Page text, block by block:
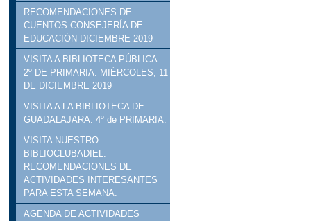
RECOMENDACIONES DE
CUENTOS CONSEJERÍA DE
EDUCACIÓN DICIEMBRE 2019
VISITA A BIBLIOTECA PÚBLICA.
2º DE PRIMARIA. MIÉRCOLES, 11
DE DICIEMBRE 2019
VISITA A LA BIBLIOTECA DE
GUADALAJARA. 4º de PRIMARIA.
VISITA NUESTRO
BIBLIOCLUBADIEL.
RECOMENDACIONES DE
ACTIVIDADES INTERESANTES
PARA ESTA SEMANA.
AGENDA DE ACTIVIDADES